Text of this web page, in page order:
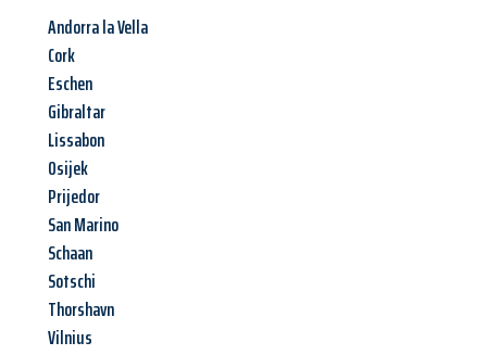
Andorra la Vella
Cork
Eschen
Gibraltar
Lissabon
Osijek
Prijedor
San Marino
Schaan
Sotschi
Thorshavn
Vilnius